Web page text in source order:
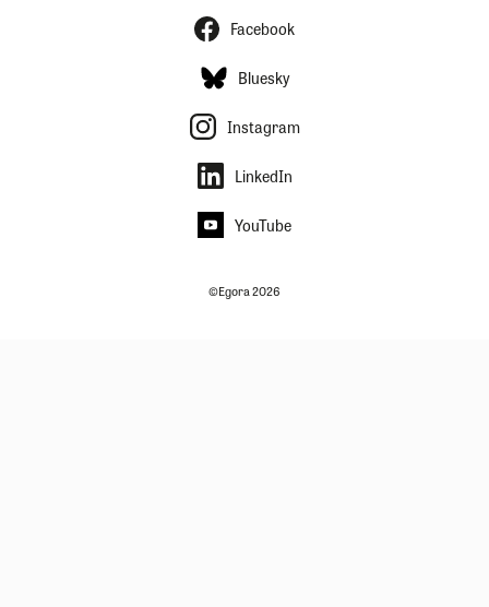
Facebook
Bluesky
Instagram
LinkedIn
YouTube
©Egora 2026